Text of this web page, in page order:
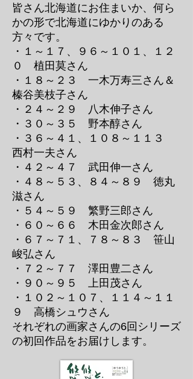
皆さん北海道にお住まいか、何ら
かの形で北海道にゆかりのある
方々です。
・１～１７、９６～１０１、１２
０ 植田莫さん
・１８～２３ 一木万寿三さん＆
榛谷美枝子さん
・２４～２９ 八木伸子さん
・３０～３５ 野本醇さん
・３６～４１、１０８～１１３
西村一夫さん
・４２～４７ 武田伸一さん
・４８～５３、８４～８９ 徳丸
滋さん
・５４～５９ 繁野三郎さん
・６０～６６ 木田金次郎さん
・６７～７１、７８～８３ 笹山
峻弘さん
・７２～７７ 澤田豊二さん
・９０～９５ 上田茂さん
・１０２～１０７、１１４～１１
９ 高橋シュウさん
​それぞれの画家さんの6回シリーズ
の初回作品をお届けします。